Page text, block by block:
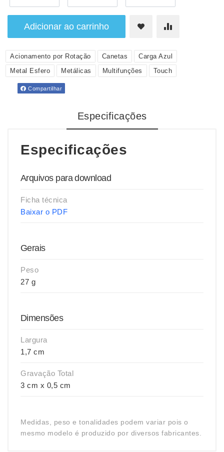
Adicionar ao carrinho
Acionamento por Rotação Canetas
Carga Azul
Metal Esfero
Metálicas Multifunções Touch
Compartilhar
Especificações
Especificações
Arquivos para download
Ficha técnica
Baixar o PDF
Gerais
Peso
27 g
Dimensões
Largura
1,7 cm
Gravação Total
3 cm x 0,5 cm
Medidas, peso e tonalidades podem variar pois o
mesmo modelo é produzido por diversos fabricantes.